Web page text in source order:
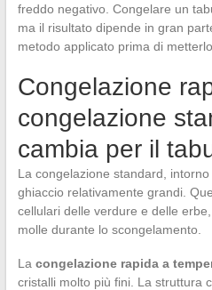
freddo negativo. Congelare un
ma il risultato dipende in gran
metodo applicato prima di
Congelazione
congelazione
cambia per il
La congelazione standard,
ghiaccio relativamente grandi.
cellulari delle verdure e delle
molle durante lo scongelamento.
La congelazione rapida a
cristalli molto più fini. La struttura